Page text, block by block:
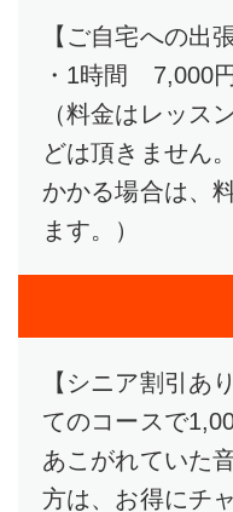
【ご自宅への出
・1時間 7,000
（料金はレッス
どは頂きません
かかる場合は、
ます。）
【シニア割引あ
てのコースで
あこがれていた
方は、お得にチ